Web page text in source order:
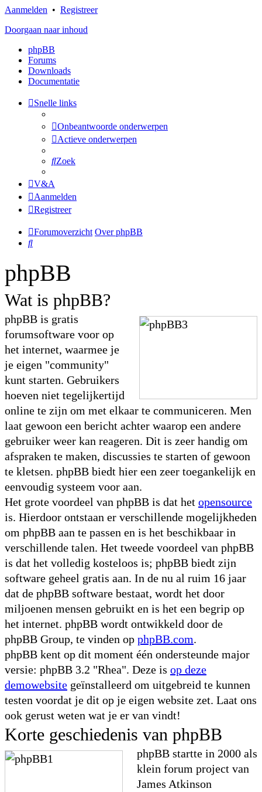
Aanmelden • Registreer
Doorgaan naar inhoud
phpBB
Forums
Downloads
Documentatie
Snelle links
Onbeantwoorde onderwerpen
Actieve onderwerpen
Zoek
V&A
Aanmelden
Registreer
Forumoverzicht Over phpBB
Zoek
phpBB
Wat is phpBB?
phpBB is gratis
forumsoftware voor op
het internet, waarmee je
je eigen "community"
kunt starten. Gebruikers
hoeven niet tegelijkertijd
online te zijn om met elkaar te communiceren. Men
laat gewoon een bericht achter waarop een andere
gebruiker weer kan reageren. Dit is zeer handig om
afspraken te maken, discussies te starten of gewoon
te kletsen. phpBB biedt hier een zeer toegankelijk en
eenvoudig systeem voor aan.
Het grote voordeel van phpBB is dat het opensource
is. Hierdoor ontstaan er verschillende mogelijkheden
om phpBB aan te passen en is het beschikbaar in
verschillende talen. Het tweede voordeel van phpBB
is dat het volledig kosteloos is; phpBB biedt zijn
software geheel gratis aan. In de nu al ruim 16 jaar
dat de phpBB software bestaat, wordt het door
miljoenen mensen gebruikt en is het een begrip op
het internet. phpBB wordt ontwikkeld door de
phpBB Group, te vinden op phpBB.com.
phpBB kent op dit moment één ondersteunde major
versie: phpBB 3.2 "Rhea". Deze is op deze
demowebsite geïnstalleerd om uitgebreid te kunnen
testen voordat je dit op je eigen website zet. Laat ons
ook gerust weten wat je er van vindt!
Korte geschiedenis van phpBB
phpBB startte in 2000 als
klein forum project van
James Atkinson